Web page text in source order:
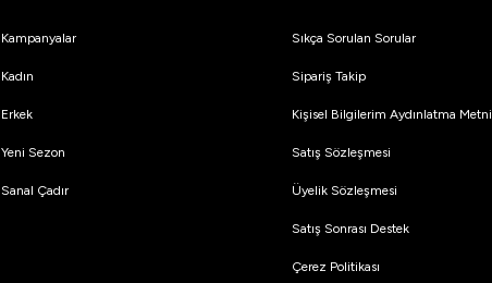
Kampanyalar
Kadın
Erkek
Yeni Sezon
Sanal Çadır
Sıkça Sorulan Sorular
Sipariş Takip
Kişisel Bilgilerim Aydınlatma Metni
Satış Sözleşmesi
Üyelik Sözleşmesi
Satış Sonrası Destek
Çerez Politikası